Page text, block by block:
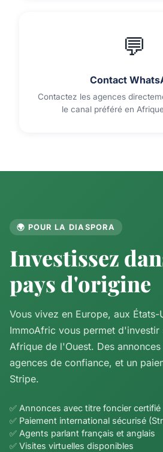
💬
Contact
Contactez les agences
le canal préféré en
🌍 POUR LA DIASPORA
Investissez
pays d'origine
Vous vivez en Europe, aux États-
ImmoAfric vous permet d'investir
Afrique de l'Ouest. Des
agences de confiance, et un
Stripe.
✅ Annonces avec titre foncier certifié
✅ Paiement international sécurisé
✅ Agents parlant français et anglais
✅ Visites virtuelles disponibles